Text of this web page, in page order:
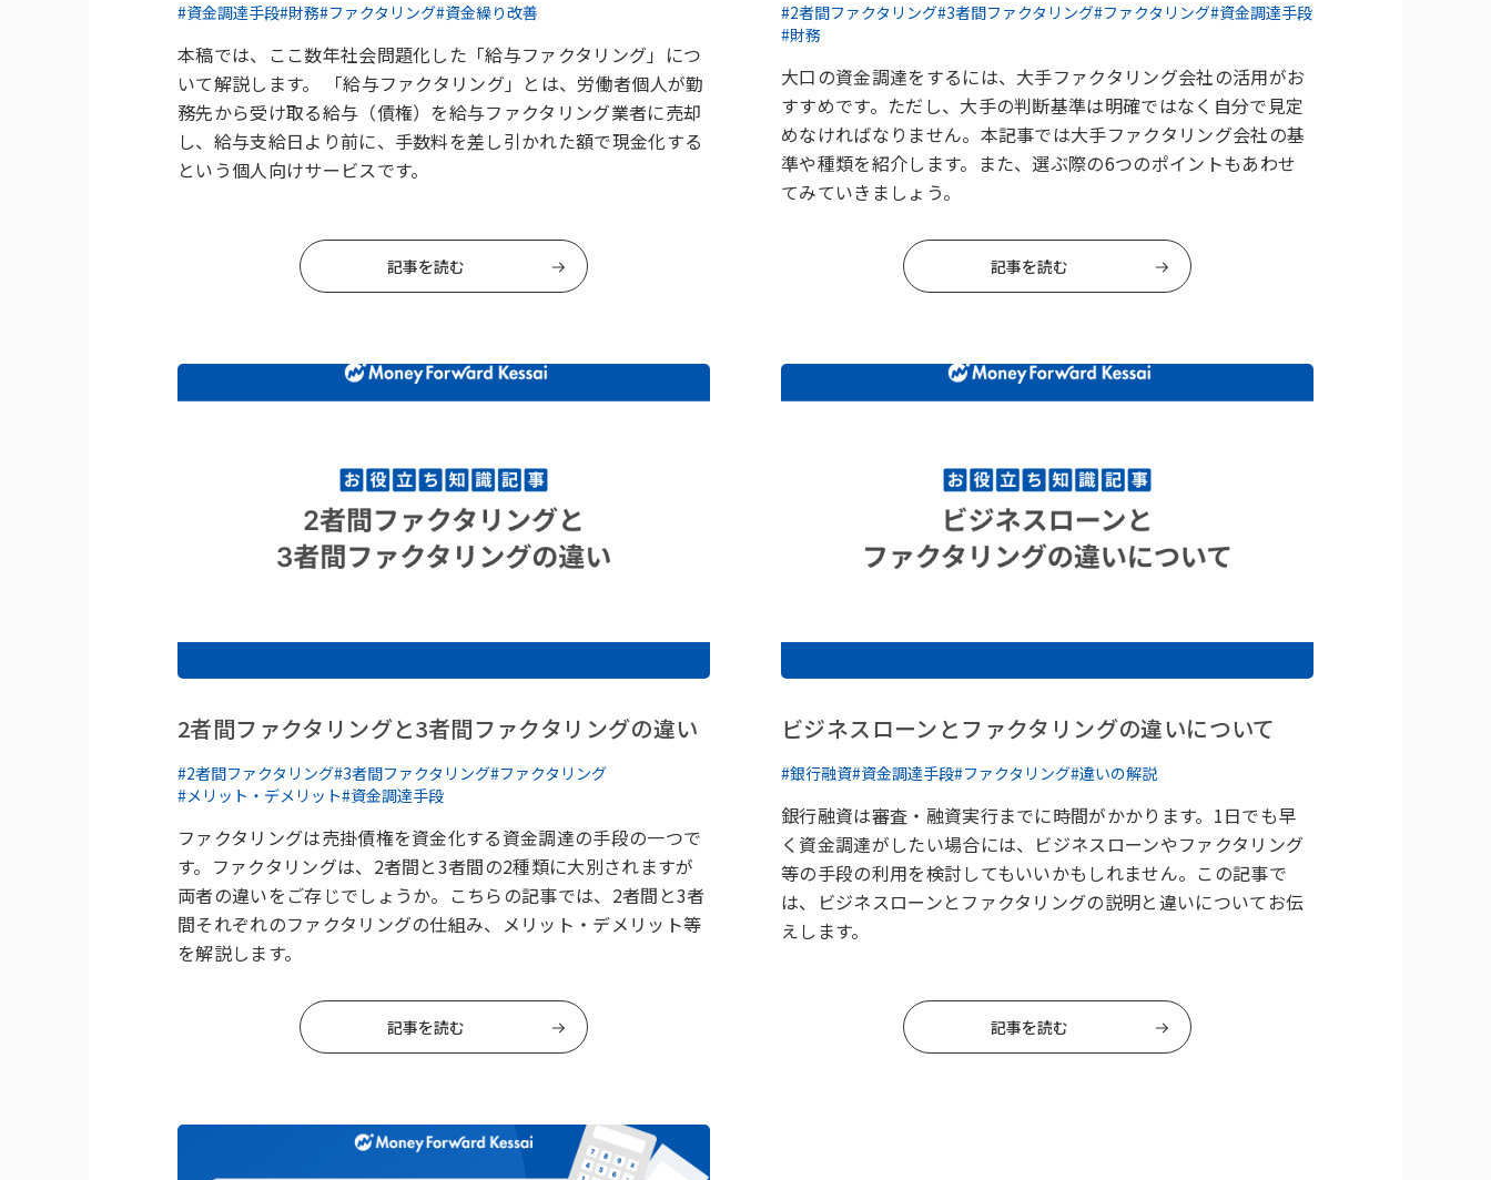
#資金調達手段#財務#ファクタリング#資金繰り改善
本稿では、ここ数年社会問題化した「給与ファクタリング」につ
いて解説します。 「給与ファクタリング」とは、労働者個人が勤
務先から受け取る給与（債権）を給与ファクタリング業者に売却
し、給与支給日より前に、手数料を差し引かれた額で現金化する
という個人向けサービスです。
記事を読む
#2者間ファクタリング#3者間ファクタリング#ファクタリング#資金調達手段
#財務
大口の資金調達をするには、大手ファクタリング会社の活用がお
すすめです。ただし、大手の判断基準は明確ではなく自分で見定
めなければなりません。本記事では大手ファクタリング会社の基
準や種類を紹介します。また、選ぶ際の6つのポイントもあわせ
てみていきましょう。
記事を読む
2者間ファクタリングと3者間ファクタリングの違い
#2者間ファクタリング#3者間ファクタリング#ファクタリング
#メリット・デメリット#資金調達手段
ファクタリングは売掛債権を資金化する資金調達の手段の一つで
す。ファクタリングは、2者間と3者間の2種類に大別されますが
両者の違いをご存じでしょうか。こちらの記事では、2者間と3者
間それぞれのファクタリングの仕組み、メリット・デメリット等
を解説します。
記事を読む
ビジネスローンとファクタリングの違いについて
#銀行融資#資金調達手段#ファクタリング#違いの解説
銀行融資は審査・融資実行までに時間がかかります。1日でも早
く資金調達がしたい場合には、ビジネスローンやファクタリング
等の手段の利用を検討してもいいかもしれません。この記事で
は、ビジネスローンとファクタリングの説明と違いについてお伝
えします。
記事を読む